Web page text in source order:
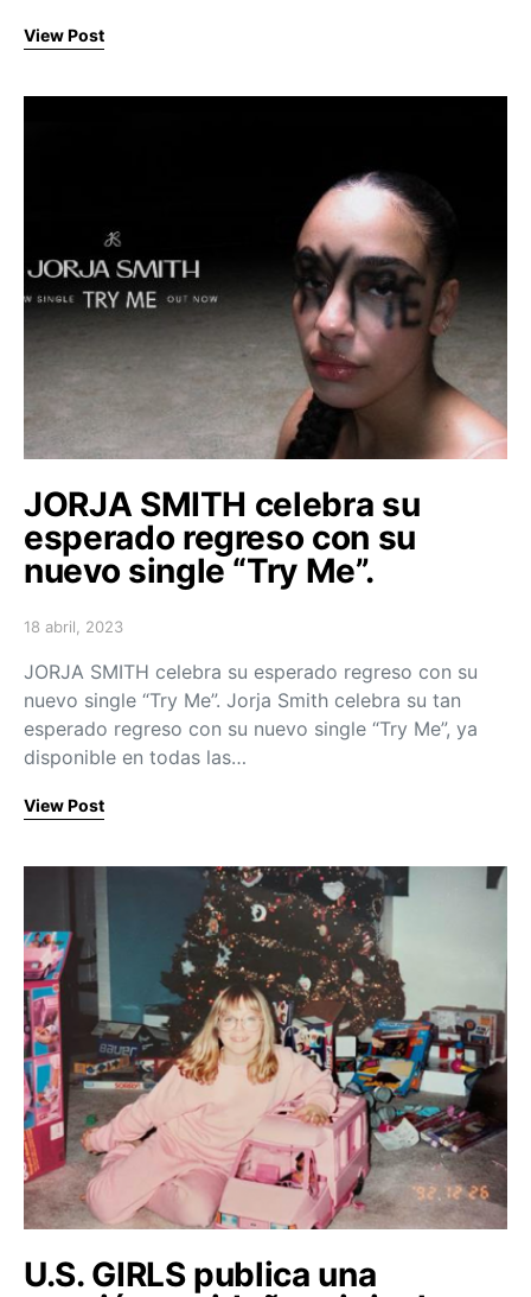
View Post
JORJA SMITH celebra su
esperado regreso con su
nuevo single “Try Me”.
Posted on
18 abril, 2023
JORJA SMITH celebra su esperado regreso con su
nuevo single “Try Me”. Jorja Smith celebra su tan
esperado regreso con su nuevo single “Try Me”, ya
disponible en todas las…
View Post
U.S. GIRLS publica una